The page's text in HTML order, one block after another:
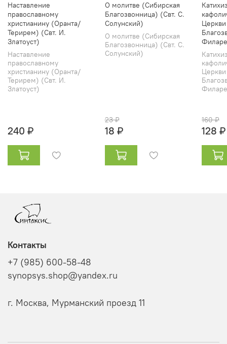
Наставление
православному
христианину (Оранта/
Терирем) (Свт. И.
Златоуст)
Наставление
православному
христианину (Оранта/
Терирем) (Свт. И.
Златоуст)
240 ₽
О молитве (Сибирская
Благозвонница) (Свт. С.
Солунский)
О молитве (Сибирская
Благозвонница) (Свт. С.
Солунский)
23 ₽
18 ₽
160 ₽
128 ₽
Контакты
+7 (985) 600-58-48
synopsys.shop@yandex.ru
г. Москва, Мурманский проезд 11